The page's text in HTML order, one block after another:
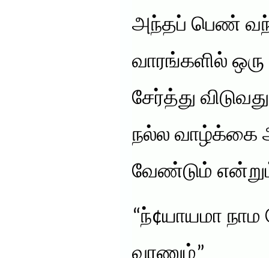
அந்தப் பெண்
வாரங்களில்
சேர்த்து
நல்ல வாழ்க்கை
வேண்டும் என்றும்
“ந்¢யாயமா நாம